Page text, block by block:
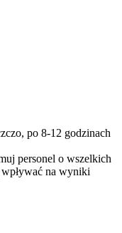
po 8-12 godzinach
personel o wszelkich
na wyniki